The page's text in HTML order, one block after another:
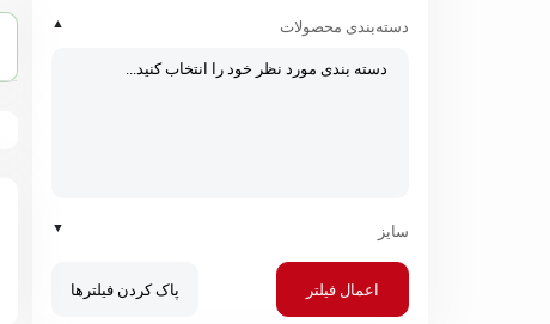
دسته‌بندی محصولات ▲
سایز ▼
اعمال فیلتر پاک کردن فیلترها